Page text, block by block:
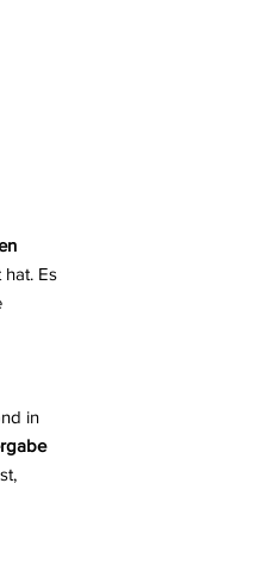
hat. Es
in